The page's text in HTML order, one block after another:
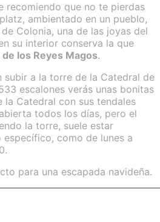
recomiendo que no te pierdas
ambientado en un pueblo,
Colonia, una de las joyas del
su interior conserva la que
los Reyes Magos.
subir a la torre de la Catedral de
escalones verás unas bonitas
la Catedral con sus tendales
todos los días, pero el
la torre, suele estar
como de lunes a
para una escapada navideña.